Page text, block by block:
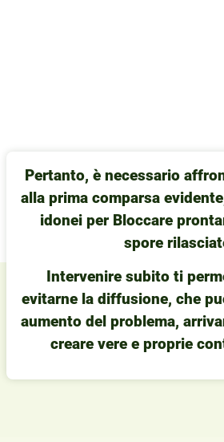
Pertanto, è necessario
alla prima comparsa
idonei per Bloccare
spore
Intervenire subito ti
evitarne la diffusione, che
aumento del problema,
creare vere e proprie